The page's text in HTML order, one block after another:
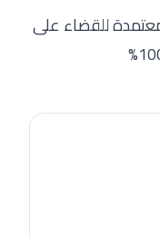
للقضاء على